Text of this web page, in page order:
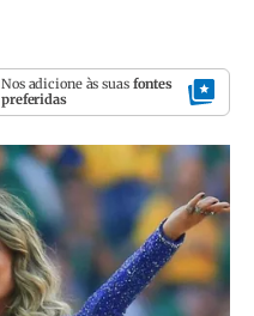
Nos adicione às suas fontes
preferidas